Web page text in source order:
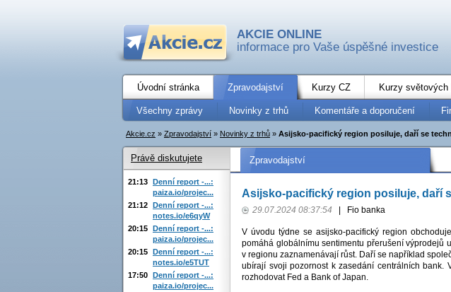
AKCIE ONLINE
informace pro Vaše úspěšné investice
Úvodní stránka Zpravodajství Kurzy CZ Kurzy světových
Všechny zprávy Novinky z trhů Komentáře a doporučení
Akcie.cz » Zpravodajství » Novinky z trhů » Asijsko-pacifický region posiluje, daří se
Zpravodajství
Asijsko-pacifický region posiluje, daří
29.07.2024 08:37:54 Fio banka
V úvodu týdne se asijsko-pacifický region
pomáhá globálnímu sentimentu přerušení výprodejů
v regionu zaznamenávají růst. Daří se například
ubírají svoji pozornost k zasedání centrálních bank.
rozhodovat Fed a Bank of Japan.
Právě diskutujete
21:13 Denní report -...:
paiza.io/projec...
21:12 Denní report -...:
notes.io/e6qyW
20:15 Denní report -...:
paiza.io/projec...
20:15 Denní report -...:
notes.io/e5TUT
17:50 Denní report -...:
paiza.io/projec...